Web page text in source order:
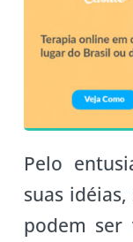
Pelo
suas
podem ser